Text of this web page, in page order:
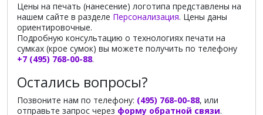
Цены на печать (нанесение) логотипа представлены на
нашем сайте в разделе Персонализация. Цены даны
ориентировочные.
Подробную консультацию о технологиях печати на
сумках (крое сумок) вы можете получить по телефону
+7 (495) 768-00-88.
Остались вопросы?
Позвоните нам по телефону: (495) 768-00-88, или
отправьте запрос через форму обратной связи.